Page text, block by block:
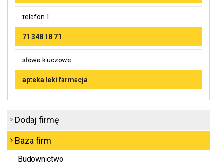
telefon 1
71 348 18 71
słowa kluczowe
apteka leki farmacja
Dodaj firmę
Baza firm
Budownictwo